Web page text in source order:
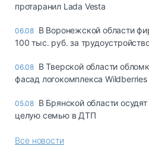
протаранил Lada Vesta
06.08 В Воронежской области
100 тыс. руб. за
06.08 В Тверской области
фасад логокомплекса Wildberries
05.08 В Брянской области
целую семью в ДТП
Все новости